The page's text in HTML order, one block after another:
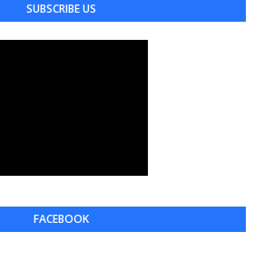
SUBSCRIBE US
FACEBOOK